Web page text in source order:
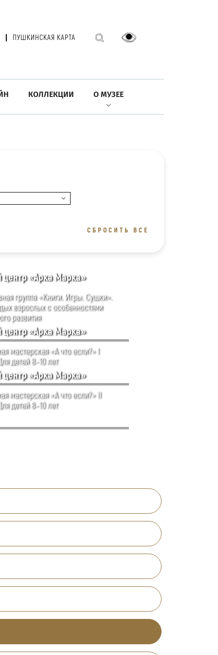
ПУШКИНСКАЯ КАРТА
КОЛЛЕКЦИИ О МУЗЕЕ
СБРОСИТЬ ВСЕ
центр «Арка Марка»
группа «Книги. Игры. Сушки».
взрослых с особенностями
развития
центр «Арка Марка»
мастерская «А что если?» I
детей 8–10 лет
центр «Арка Марка»
мастерская «А что если?» II
детей 8–10 лет